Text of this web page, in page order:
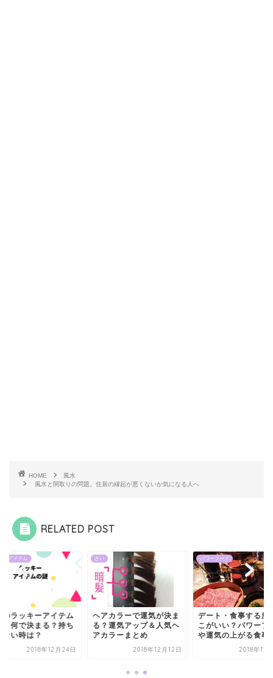
HOME
風水
風水と間取りの問題。住居の縁起が悪くないか気になる人へ
RELATED POST
ーアイテム
のラッキーアイテム
。何で決まる？持ち
ない時は？
2018年12月24日
占い
ヘアカラーで運気が決ま
る？運気アップ＆人気ヘ
アカラーまとめ
2018年12月12日
パワーフード
デート・食事する所
こがいい？パワーフ
や運気の上がる食事
2018年12